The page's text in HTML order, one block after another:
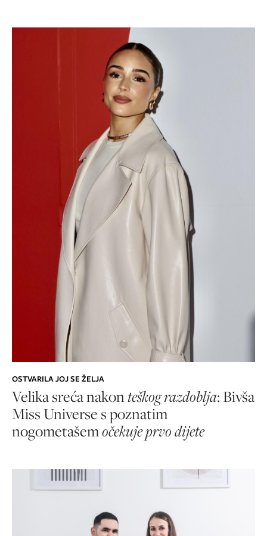
OSTVARILA JOJ SE ŽELJA
Velika sreća nakonteškog razdoblja: Bivša
Miss Universe s poznatim
nogometašemočekuje prvo dijete